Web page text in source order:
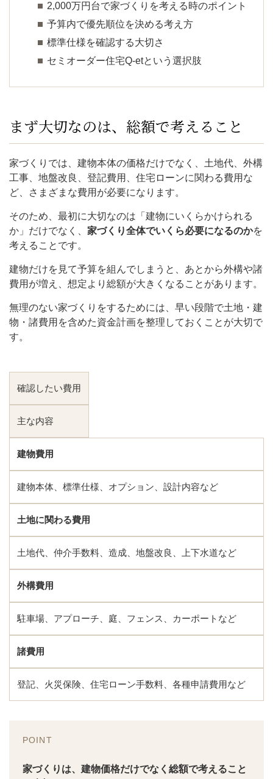
2,000万円台で家づくりを考える時のポイント
予算内で優先順位を決める考え方
標準仕様を確認する大切さ
セミオーダー住宅Q-etという選択肢
まず大切なのは、総額で考えること
家づくりでは、建物本体の価格だけでなく、土地代、外構
工事、地盤改良、登記費用、住宅ローンに関わる費用な
ど、さまざまな費用が必要になります。
そのため、最初に大切なのは「建物にいくらかけられる
か」だけでなく、 家づくり全体でいくら必要になるのかを
考えることです。
建物だけを見て予算を組んでしまうと、あとから外構や諸
費用が増え、想定より総額が大きくなることがあります。
無理のない家づくりをするためには、早い段階で土地・建
物・諸費用を含めた資金計画を整理しておくことが大切で
す。
確認したい費用
主な内容
建物費用
建物本体、標準仕様、オプション、設計内容など
土地に関わる費用
土地代、仲介手数料、造成、地盤改良、上下水道など
外構費用
駐車場、アプローチ、庭、フェンス、カーポートなど
諸費用
登記、火災保険、住宅ローン手数料、各種申請費用など
POINT
家づくりは、建物価格だけでなく総額で考えること